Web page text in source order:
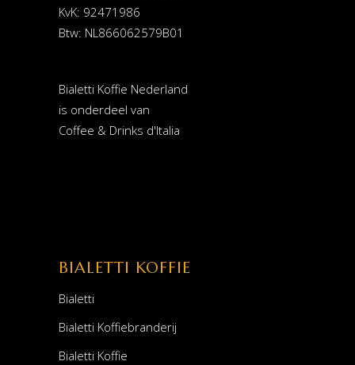
KvK: 92471986
Btw: NL866062579B01
Bialetti Koffie Nederland
is onderdeel van
Coffee & Drinks d'Italia
BIALETTI KOFFIE
Bialetti
Bialetti Koffiebranderij
Bialetti Koffie